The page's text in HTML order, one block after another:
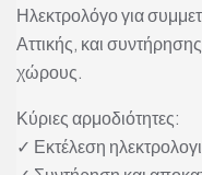
Ηλεκτρολόγο για
Αττικής, και
χώρους.
Κύριες αρμοδιότητες:
✓ Εκτέλεση